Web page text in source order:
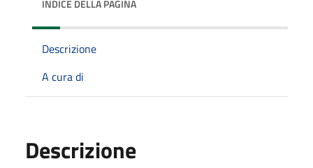
INDICE DELLA PAGINA
Descrizione
A cura di
Descrizione